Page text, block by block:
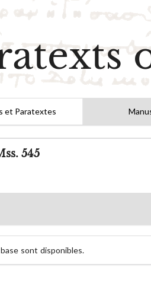
et Paratextes
545
sont disponibles.